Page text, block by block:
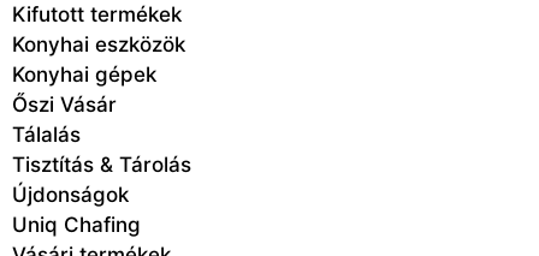
Kifutott termékek
Konyhai eszközök
Konyhai gépek
Őszi Vásár
Tálalás
Tisztítás & Tárolás
Újdonságok
Uniq Chafing